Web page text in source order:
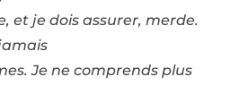
et je dois assurer, merde.
Je ne comprends plus